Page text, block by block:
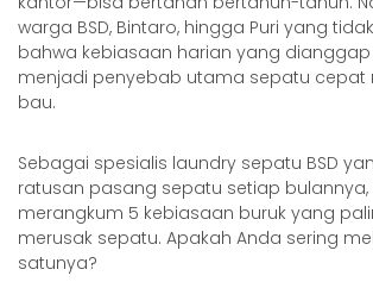
warga BSD, Bintaro, hingga Puri yang
bahwa kebiasaan harian yang dianggap
menjadi penyebab utama sepatu cepat
bau.
Sebagai spesialis laundry sepatu BSD
ratusan pasang sepatu setiap bulannya,
merangkum 5 kebiasaan buruk yang
merusak sepatu. Apakah Anda sering
satunya?